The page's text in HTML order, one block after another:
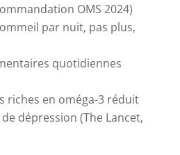
OMS 2024)
par nuit, pas plus,
quotidiennes
riches en oméga-3 réduit
dépression (The Lancet,